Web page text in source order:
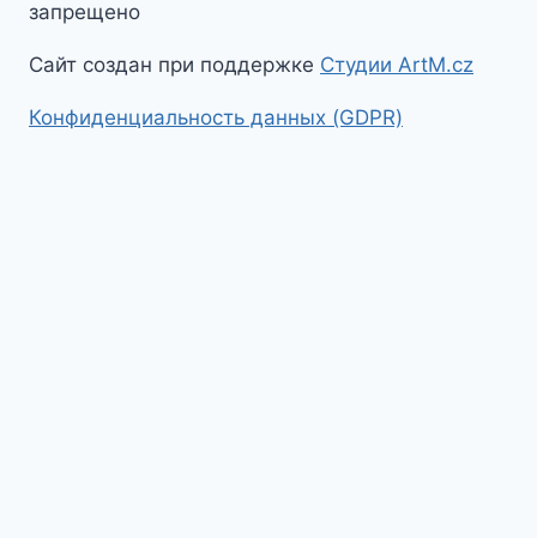
запрещено
Сайт создан при поддержке Студии ArtM.cz
Конфиденциальность данных (GDPR)